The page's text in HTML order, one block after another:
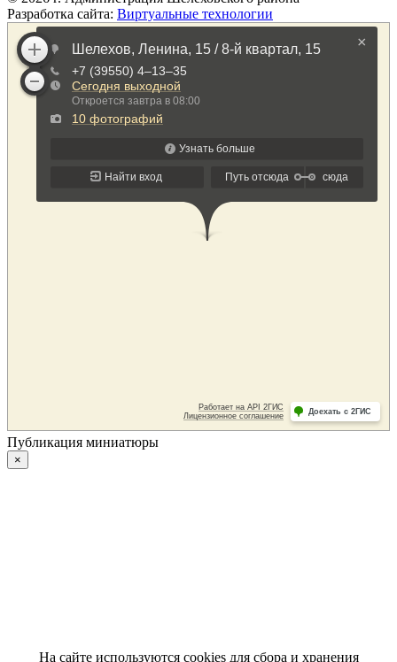
Разработка сайта: Виртуальные технологии
Публикация миниатюры
×
На сайте используются cookies для сбора и хранения